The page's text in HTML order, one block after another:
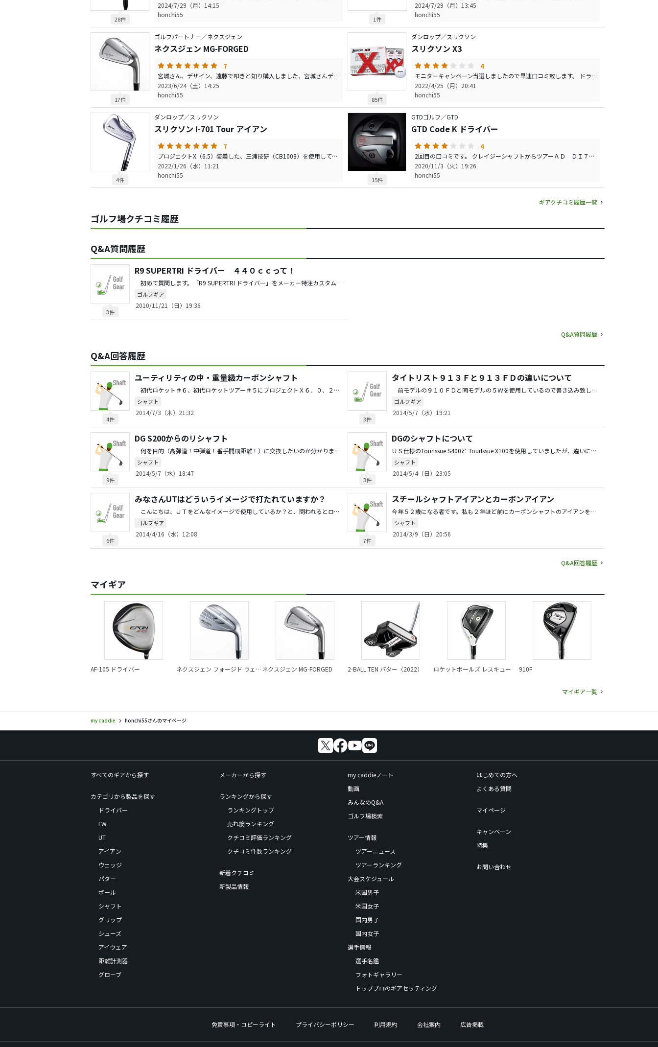
28件
2024/7/29（月）14:15
honchi55
1件
2024/7/29（月）13:45
honchi55
17件
ゴルフパートナー／ネクスジェン
ネクスジェン MG-FORGED
7
宮城さん、デザイン、遠藤で叩きと知り購入しました、宮城さんデザインのウェッジを使用していたことと、遠藤製作所エポンのウッドを数本使用していたので何も考えず購入です。このアイアンの前はミズノプロ920にモーダス120s、三浦技研CB1008などの軟鉄鍛造アイアンを使用していましたが、年と共に肘やら腰やらの痛みが出てきたのでカーボンシャフト仕様にしようと思い探しに探して、このアイアンに辿り着きました。シャフトも100.110.120とリシャフトの繰り返しでしたが、120sに落ち着きました。結局はスチールシャフトと変わらない重量と硬さでしたが、スチールよりは膝にも優しく、飛距離も飛ぶので、この仕様で探っていきます。
2023/6/24（土）14:25
honchi55
85件
ダンロップ／スリクソン
スリクソン X3
4
モニターキャンペーン当選しましたので早速口コミ致します。 ドライバーでの打感は柔らかくスピン量も抑えられているようで直進性も良く飛びます。アイアンは飛びすぎです。弾道も高く使い慣れれば上から落ちて止まるのかもしれませんが１５ヤード、いつも使用しているボールより飛んでるのでグリーンオーバーの連続でした。パターの打感も当然柔らかいです。 結論を言うとアイアンの縦距離が掴めないので使用できないです。
2022/4/25（月）20:41
honchi55
4件
ダンロップ／スリクソン
スリクソン I-701 Tour アイアン
7
プロジェクトX（6.5）装着した、三浦技研（CB1008）を使用していましたが、歳のせいか飛距離、高さが落ち、あと数ヤードの距離で散々な思いをしたことから先ずはリシャフトをプロジェクトから、105，120と行い練習場、ラウンドと試しましたが今一自分には合わなかったことから、某オークションで130を検索した所、130にリシャフトしたI-701TOURを発見し、シャフト代と変わらなかったことから、即、購入。練習場へ！最高でした。飛距離、弾道、方向性、打感と言うこと有りませんでした。三浦にこのシャフトを組めば三浦も復活するのかと思い、130中古セットを落札し、リシャフト。これで三浦1008はモーダス105〜120〜130へと進化し、いざ練習場へ行きました。確かに今までのモーダスに比べ弾道が高くなりました。が、同じロフトのI-701より弾道低いし距離もちょっと飛んでない。 悩みましたが、自分が一番大事と感じている打感も遜色無いので結果、スリクソンI-701TOURに乗り換える事に決断しました。まだ練習場だけでコースへは行けませんが春が楽しみです。ラウンド後、レビュー更新します。
2022/1/26（水）11:21
honchi55
15件
GTDゴルフ／GTD
GTD Code K ドライバー
4
2回目の口コミです。 クレイジーシャフトからツアーＡＤ ＤＩ７Ｓにリシャフトしました。 総重量322ｇ、バランスＤ2（バランス調整タングステン２ｇ挿入）、長さ約４５インチって感じに仕上がりました。 私のドライバーは全てこんな数字なのでもう言い訳できません。 リシャフトついでにフェースアングルをカチャカチャしてー1へ、これが曲者でした、ＴＭなどではフェースを開きたいときは、マイナスへ合わせますが、このＧＴＤは逆なんですね！最初はマイナスへ表示（−１）調整しました。自分ではフェースを開いたつもりなのに、打ってみると左へ引っ掛けるわ、左曲がりが強くなるわので数ラウンド気付かずに使用、ある日、思いつきました！逆か？ そして＋１へ調整、これで１１．５度になったのかな？アドレスしてみると納得でした。フェース面がよく見えます。今まで逆に調整しアドレスをいじり廻していましたが、すっきりしました。練習場で打ってみたら、高弾道の綺麗なドローボールが出ました。打感もすこぶる良くなりました。 数ラウンド使用しての感想ですが、飛距離は普通に振っても以前のドライバーより飛んでます。雨降りばかりのラウンドだったので、高弾道が飛距離アップにつながったようです。 この仕様で残り少ない今シーズンラウンドしてみます。
2020/11/3（火）19:26
honchi55
ギアクチコミ履歴一覧
ゴルフ場クチコミ履歴
Q&A質問履歴
3件
R9 SUPERTRI ドライバー ４４０ｃｃって！
初めて質問します。「R9 SUPERTRI ドライバー」をメーカー特注カスタムシャフト（ＤＩ６Ｘ）にて今年１０月に購入し、ラウンド３回目にてヘッド後方にキズを付けてしまいました。アドレス時には全く見えませんが、気になってしょうがなく、ヘッドをオークションにて落札しようかと検索中に、「Ｒ９ＳＵＰＥＲＴＲＩ４４０ｃｃ」と言う物を発見しました。説明分には「レア、ツアー支給」の様な事が書いています。普通市販品は「４６０ｃｃ」ですよね！これって本物ですかね？どなたか聞いたことありませんか？
ゴルフギア
2010/11/21（日）19:36
Q&A質問履歴
Q&A回答履歴
4件
ユーティリティの中・重量級カーボンシャフト
初代ロケット＃６、初代ロケットツアー＃５にプロジェクトＸ６．０、２代目ロケットボールズ STAGE2 TOUR レスキュー＃４ KBS TOUR C-Taper95を使用しています。 アイアンはＤＧ Ｘ１００なので全体の重量繋がりには違和感は有りませんが、KBS TOUR C-Taper95は先が走りすぎで同じ様に振っても左へ巻き巻きでした。そこでＲ側へ９０°開いたところ弾道も高くなり巻き具合も少なくなりましたよ。＃６、５のプロジェクトＸは最高です、高・低の打ち分けも出来、飛距離も申し分ありません。ちなみに＃６・１８０ヤード、＃５・２００ヤード、＃４・２２０ヤードです。 と言う事で様はアイアン用のシャフトへリシャフトしては如何でしょうか？値段も手ごろですよ。
シャフト
2014/7/3（木）21:32
3件
タイトリスト９１３Ｆと９１３ＦＤの違いについて
前モデルの９１０ＦＤと同モデルの５Ｗを使用しているので書き込み致します。 ＦとＦＤの違い？重心距離が違う！だからスピン量が違う！よって打ちだし角が違う！結局のところ、ロフト角に違いは無い！ 自分がＦＤを選んだのは、たまたまゴルフ仲間が買ったは良いが打ちこなせずにいたので、安く買い取ったからです。Ｆｄ購入後、５Ｗも買うはめになりましたが良い買い物をしました。 Ｆもコースにて打ってみましたがＦの方が楽ちん！地べたらからでも球が上がります。個人的にはティーショット用にＦＤで十分かと飛距離も２４０〜２５０は飛びます。風にも強いので大変重宝しています。 ロフトも調整可能ですが使用目的に合わせてＦなのかＦｄなのか？決断しては如何でしょうか？
ゴルフギア
2014/5/7（水）19:21
9件
DG S200からのリシャフト
何を目的（高弾道！中弾道！番手間飛距離！）に交換したいのか分かりませんが、なんとなく？気分転換？なら、違いのはっきりでるＸ１００へ交換がおすすめです。 Ｘ１００の番手を１クラブ柔らかい方にズラシして組んでは如何でしょうか？はっきり、Ｓ２００との違いに気づくと思います。 ＨＳ46〜48なら十分振りきれるのではないでしょうか！もし、ズラシ組みが柔らかいと感じるなら、正規番手に戻す事も出来ますよ。 ゴルフを始めたころＳ２００を長い事使っていましたが、タイミングが取りやすい粘りが好印象でした。結局、色々試してみましたがＤＧ Ｘ１００が一番自分には合っているようです。 同フレックスに組み換える費用より、はっきり違いの出る仕様にした方が面白いと思いますよ。
シャフト
2014/5/7（水）18:47
3件
DGのシャフトについて
ＵＳ仕様のTourIssue S400と TourIssue X100を使用していましたが、違いにつてははっきり言って分かりませんでした。 シャフト+グリップ（プライドツアーベルベット）ヘッド未装着状態での重量はどちらも１２０ｇでした。シャフトとグリップ等の精度が良い事が分かります。 ヘッド装着時の総重量もどちらもほぼ同じで、±１ｇと文句のつけようが有りませんでした。商品管理が厳しいのか？たまたま当りが良かったのか？ ウェッジ用はどちらもTourIssue S400で組んでみましたが、これもまた、調子や硬さは判断できませんでした。 実際のラウンドでも違いが分からず、ヘッドを入れ替えたりもしましたがどちらも同じ物の様に感じました。。 そして現在は日本仕様のＤｙｎａｍｉｃＧｏｌｄＸ1００を装着したＭＰ６４を昨年から使用しています。打ちだし角度も高くツアーとの違いには分かりません。
シャフト
2014/5/4（日）23:05
6件
みなさんUTはどういうイメージで打たれていますか？
こんにちは、ＵＴをどんなイメージで使用しているか？と、問われるとロングアイアンではナイスショットの確立が低いので少しでも簡単に打てる事と飛距離は同じでも高弾道でグリーン上に打っても球が止まる事、もちろん構えた時に違和感なくアイアンと同じ様にスイング出来る事が私のＵＴを使用する最大のポイントです。 なので「アルシビストさん」が言っているようにダウンブローのイメージで使用しています。番手で言えば「３、４、５、６」４本のＵＴ全てイメージはダウンブローです！ついでに言うとＦＷもダウンブローターフを取るイメージで振ってます。練習！頑張ってください！！
ゴルフギア
2014/4/16（水）12:08
7件
スチールシャフトアイアンとカーボンアイアン
今年５２歳になる者です。私も２年ほど前にカーボンシャフトのアイアンを購入しました。 何故か！と言うと 楽に振り弾道を高くしたかった、 飛距離も少し伸ばしたかった、 楽に振る事により方向も安定するのではないか 以上の様な事から購入しました。 シーズンオフに購入し、練習場通いしました。 シャフトはツアーＡＤ７５硬度Ｓ、ヘッドはプロギアの軟鉄鍛造と言うセッティングです。 ドライバー、ＦＷ，ＵＴ等はスチールシャフト時のセッティングのままです。 カーボンシャフトアイアンの練習を重ねていったら、、、 ドライバー、ＦＷ，ＵＴの飛距離が落ちました。 アイアンに合わせたセッティングにしなかった為でしょう。小じんまりしたスイングになっていました。 そして持ちに待ったシーズンイン、４ラウンド程したでしょうか、ドライバーの飛距離は落ちたが、アイアンの飛距離は伸び縦の距離が合わなくなりました。 ２打目がグリーンからこぼれます。ショートホールではグリーンオーバーなんて事も出てきまして、慣れてきたからでしょうか、気持ちが悪いくらい飛んでしまいます。 結果ですが、元のアイアンに戻しました。 飛距離が落ちたので兎に角、早く振る事を自分の体に教え込もうと練習用バットを振りまわしました。ドライバーもこれ以上振れないと言うだけ素振りを繰り返したところ、スチールアイアンの飛距離ＵＰ、高弾道！ＤＲ，ＦＷ，ＵＴの飛距離も戻りました。 何を目的にカーボンシャフトにしたいのか？検討した方が良いのではないでしょうか？ 参考までですが、私はＨＳ４６、ドライバー飛距離２５０ヤード、ＵＴは３，４，５，６の４本をコースによって使い分けしていますが全てプロジェクトＸ６．０、アイアンはミズノＭＰ６４ ＤＧＸ１００です。 まだまだ若い、お互い頑張りましょう。
シャフト
2014/3/9（日）20:56
Q&A回答履歴
マイギア
AF-105 ドライバー
ネクスジェン フォージド ウェッ ネクスジェン MG-FORGED 2-BALL TEN パター（2022） ロケットボールズ レスキュー 910F
マイギア一覧
my caddie honchi55さんのマイページ
すべてのギアから探す
カテゴリから製品を探す
ドライバー
FW
UT
アイアン
ウェッジ
パター
ボール
シャフト
グリップ
シューズ
アイウェア
距離計測器
グローブ
メーカーから探す
ランキングから探す
ランキングトップ
売れ筋ランキング
クチコミ評価ランキング
クチコミ件数ランキング
新着クチコミ
新製品情報
my caddieノート
動画
みんなのQ&A
ゴルフ場検索
ツアー情報
ツアーニュース
ツアーランキング
大会スケジュール
米国男子
米国女子
国内男子
国内女子
選手情報
選手名鑑
フォトギャラリー
トッププロのギアセッティング
はじめての方へ
よくある質問
マイページ
キャンペーン
特集
お問い合わせ
免責事項・コピーライト プライバシーポリシー 利用規約 会社案内 広告掲載